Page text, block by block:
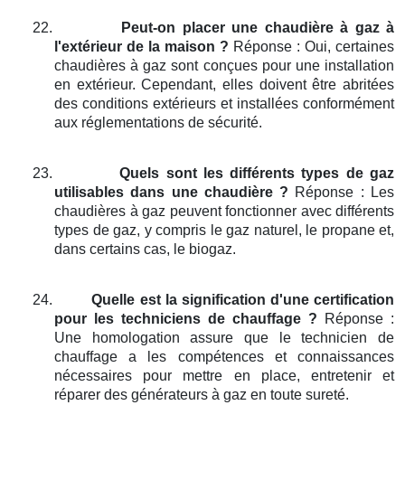
22.
Peut-on placer une chaudière à gaz à
l'extérieur de la maison ? Réponse : Oui, certaines
chaudières à gaz sont conçues pour une installation
en extérieur. Cependant, elles doivent être abritées
des conditions extérieurs et installées conformément
aux réglementations de sécurité.
23.
Quels sont les différents types de gaz
utilisables dans une chaudière ? Réponse : Les
chaudières à gaz peuvent fonctionner avec différents
types de gaz, y compris le gaz naturel, le propane et,
dans certains cas, le biogaz.
24.
Quelle est la signification d'une certification
pour les techniciens de chauffage ? Réponse :
Une homologation assure que le technicien de
chauffage a les compétences et connaissances
nécessaires pour mettre en place, entretenir et
réparer des générateurs à gaz en toute sureté.